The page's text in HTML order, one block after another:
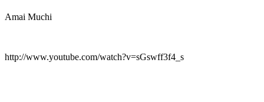
Amai Muchi
http://www.youtube.com/watch?v=sGswff3f4_s